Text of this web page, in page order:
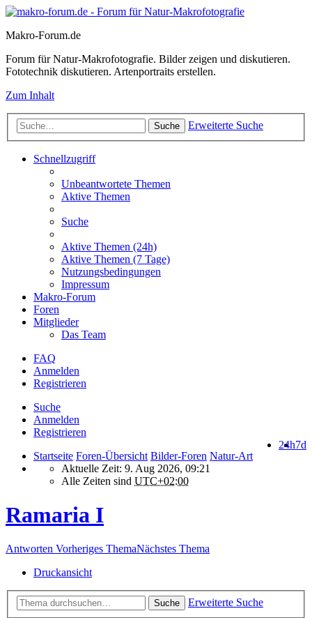
Makro-Forum.de
Forum für Natur-Makrofotografie. Bilder zeigen und diskutieren.
Fototechnik diskutieren. Artenportraits erstellen.
Zum Inhalt
Suche Erweiterte Suche
Schnellzugriff
Unbeantwortete Themen
Aktive Themen
Suche
Aktive Themen (24h)
Aktive Themen (7 Tage)
Nutzungsbedingungen
Impressum
Makro-Forum
Foren
Mitglieder
Das Team
FAQ
Anmelden
Registrieren
Suche
Anmelden
Registrieren
7d
24h
Startseite Foren-Übersicht Bilder-Foren Natur-Art
Aktuelle Zeit: 9. Aug 2026, 09:21
Alle Zeiten sind UTC+02:00
Ramaria I
Antworten Vorheriges ThemaNächstes Thema
Druckansicht
Suche
Erweiterte Suche